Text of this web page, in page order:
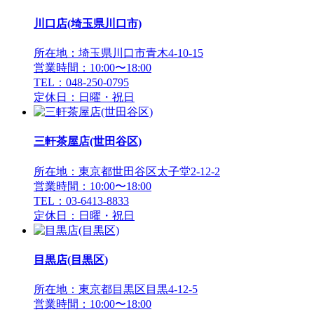
川口店(埼玉県川口市)
所在地：埼玉県川口市青木4-10-15
営業時間：10:00〜18:00
TEL：048-250-0795
定休日：日曜・祝日
三軒茶屋店(世田谷区)
所在地：東京都世田谷区太子堂2-12-2
営業時間：10:00〜18:00
TEL：03-6413-8833
定休日：日曜・祝日
目黒店(目黒区)
所在地：東京都目黒区目黒4-12-5
営業時間：10:00〜18:00